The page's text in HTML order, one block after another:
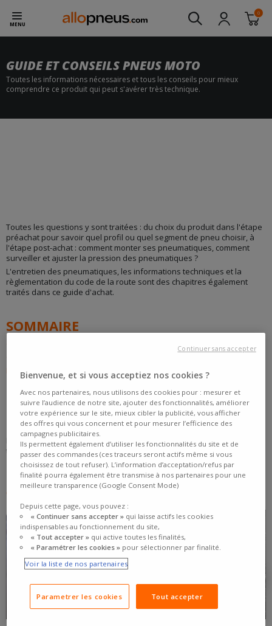
MENU
0
GUIDE ET CONSEILS PNEUS MOTO
Toutes les informations nécessaires et tous les conseils pour mieux
comprendre ce produit qui peut s'avérer très technique.
Toutes les questions y sont traitées : du choix du produit dans l'étape
préachat pour savoir quel profil ou quel segment de pneu choisir, à
l'étape post-achat : comment monter ses pneumatiques, comment
surveiller et ajuster la pression des pneumatiques ?
L'entretien des pneumatiques, les informations techniques et la
règlementation du code de la route sont des chapitres également
traités dans ce guide d'achat.
SOMMAIRE
Décryptage et Actualités
CONSEILS PNEU
Des questions sur les pneus moto, la réglementation ? On vous donne
tous les bons conseils pour entretenir vos pneus moto.
TOP ARTICLES LES PLUS LUS
Consulter tous nos conseils pneus moto
Bienvenue, et si vous acceptiez nos cookies ?
Avec nos partenaires, nous utilisons des cookies pour : mesurer et
suivre l’audience de notre site, ajouter des fonctionnalités, améliorer
votre expérience sur le site, mieux cibler la publicité, vous afficher
des offres qui vous concernent et pour mesurer l’efficience des
campagnes publicitaires.
Ils permettent également d’utiliser les fonctionnalités du site et de
passer des commandes (ces traceurs seront actifs même si vous
choisissez de tout refuser). L’information d’acceptation/refus par
finalité pourra également être transmise à nos partenaires pour une
meilleure transparence (Google Consent Mode)
Depuis cette page, vous pouvez :
« Continuer sans accepter »qui laisse actifs les cookies
indispensables au fonctionnement du site,
« Tout accepter »qui active toutes les finalités,
« Paramétrer les cookies »pour sélectionner par finalité.
Voir la liste de nos partenaires
Parametrer les cookies Tout accepter
Continuer sans accepter